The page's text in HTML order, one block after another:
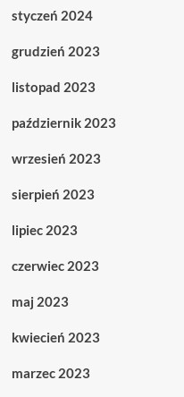
styczeń 2024
grudzień 2023
listopad 2023
październik 2023
wrzesień 2023
sierpień 2023
lipiec 2023
czerwiec 2023
maj 2023
kwiecień 2023
marzec 2023